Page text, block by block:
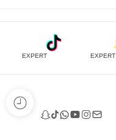
EXPERT
EXPERT